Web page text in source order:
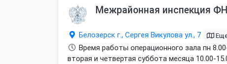
Межрайонная инспекция
Белозерск г., Сергея Викулова ул., 7
Время работы операционного зала пн
вторая и четвертая суббота месяца 10.00-